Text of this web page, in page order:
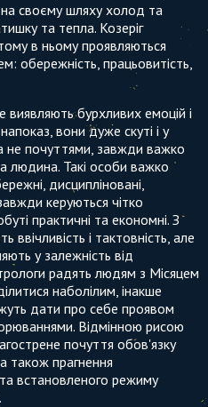
27 19 20 21 22
26 27 28 29 30
на своєму шляху холод та
та тепла. Козеріг
в ньому проявляються
обережність, працьовитість,
бурхливих емоцій і
вони дуже скуті і у
не почуттями, завжди важко
людина. Такі особи важко
дисципліновані,
керуються чітко
практичні та економні. З
і тактовність, але
у залежність від
радять людям з Місяцем
наболілим, інакше
дати про себе проявом
Відмінною рисою
почуття обов'язку
також прагнення
встановленого режиму